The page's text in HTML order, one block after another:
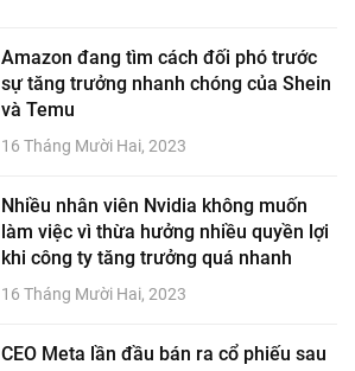
Amazon đang tìm cách đối phó trước
sự tăng trưởng nhanh chóng của Shein
và Temu
16 Tháng Mười Hai, 2023
Nhiều nhân viên Nvidia không muốn
làm việc vì thừa hưởng nhiều quyền lợi
khi công ty tăng trưởng quá nhanh
16 Tháng Mười Hai, 2023
CEO Meta lần đầu bán ra cổ phiếu sau